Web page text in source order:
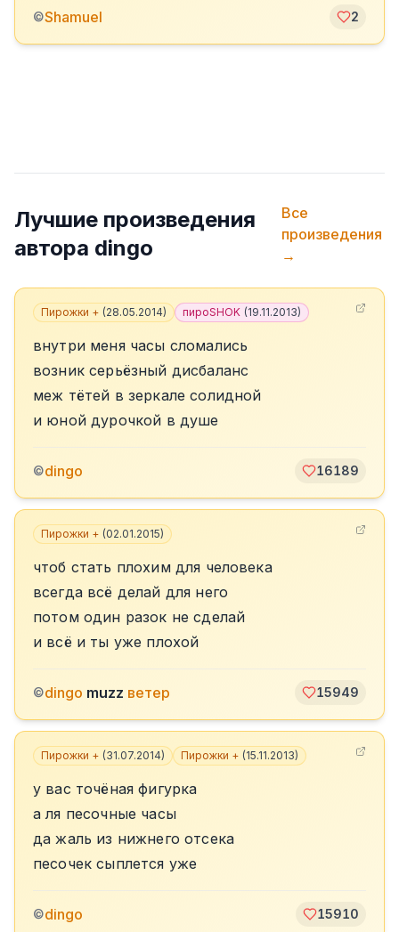
©Shamuel 2
Лучшие произведения
автора dingo
Все
произведения
→
Пирожки + (28.05.2014) пироSHOK (19.11.2013)
внутри меня часы сломались
возник серьёзный дисбаланс
меж тётей в зеркале солидной
и юной дурочкой в душе
©dingo 16189
Пирожки + (02.01.2015)
чтоб стать плохим для человека
всегда всё делай для него
потом один разок не сделай
и всё и ты уже плохой
©dingo muzz ветер 15949
Пирожки + (31.07.2014) Пирожки + (15.11.2013)
у вас точёная фигурка
а ля песочные часы
да жаль из нижнего отсека
песочек сыплется уже
©dingo 15910